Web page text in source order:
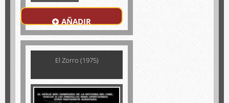
AÑADIR
El Zorro (1975)